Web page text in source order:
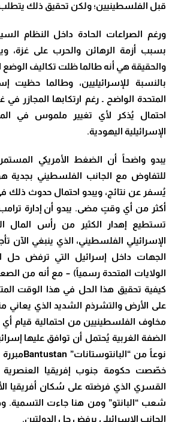
قبل الفلسطينيين؛ ولكن تحقيق ذلك
ورغم الصراعات الحادة داخل النظام
بسبب أزمة الرهائن والحرب على غزة،
والحقيقة هي أنه طالما ظلت تكاليف الوضع
بالنسبة للإسرائيليين، وطالما حظيت
المتحدة الواضح ـ رغم ارتكابها المجازر
احتمال يُذكر لأي تغيير ملموس في
الإسرائيلية اليهودية.
يبدو واضحاً أن الضغط الأمريكي
للتفاوض مع الجانب الفلسطيني بجدية
يُسفر عن نتائج، ويبدو احتمال حدوث ذلك
أكثر من أي وقتٍ مضى. يبدو أن إدارة
تستطيع إهدار الكثير من رأس المال
الإسرائيلي الفلسطيني، الذي ينبغي الآن
الجهات داخل إسرائيل التي ترفض حل
الولايات المتحدة رسمياً) – مع أنه من
كيفية تحقيق هذا الحل في هذا الوقت
على الأرض والتشرذم الشديد الذي يعاني
مخاوف الفلسطينيين من احتمالية قيام
الضفة الغربية يُحتمل أن توافق عليها
نوعاً من “البانتوستانات” Bantustan
خصّصت حكومة جنوب إفريقيا العنصرية
القسري الذي فرضته على سُكان أفريقيا
شعب “البانتو” ومن هنا جاءت التسمية.
الجانب الإسرائيلي يرفض حل الدولتين.